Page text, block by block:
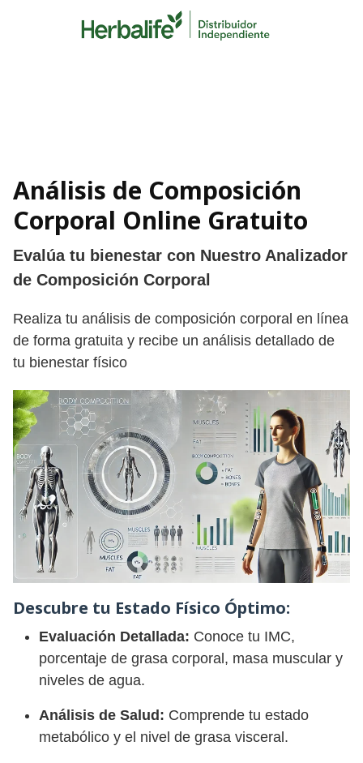
Análisis de Composición
Corporal Online Gratuito
Evalúa tu bienestar con Nuestro Analizador
de Composición Corporal
Realiza tu análisis de composición corporal en línea
de forma gratuita y recibe un análisis detallado de
tu bienestar físico
Descubre tu Estado Físico Óptimo:
Evaluación Detallada: Conoce tu IMC,
porcentaje de grasa corporal, masa muscular y
niveles de agua.
Análisis de Salud: Comprende tu estado
metabólico y el nivel de grasa visceral.